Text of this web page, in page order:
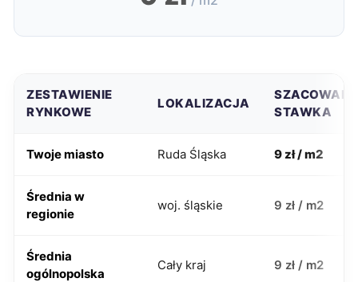
ZESTAWIENIE
RYNKOWE
LOKALIZACJA
STAWKA
Twoje miasto Ruda Śląska 9 zł / m2
Średnia w
regionie
woj. śląskie 9 zł / m2
Średnia
ogólnopolska
Cały kraj 9 zł / m2